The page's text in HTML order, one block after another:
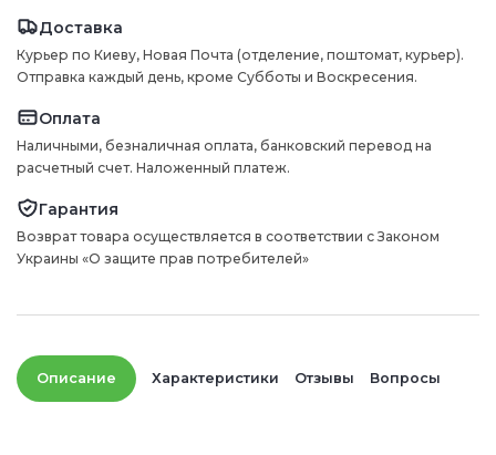
Доставка
Курьер по Киеву, Новая Почта (отделение, поштомат, курьер).
Отправка каждый день, кроме Субботы и Воскресения.
Оплата
Наличными, безналичная оплата, банковский перевод на
расчетный счет. Наложенный платеж.
Гарантия
Возврат товара осуществляется в соответствии с Законом
Украины «О защите прав потребителей»
Описание Характеристики Отзывы Вопросы